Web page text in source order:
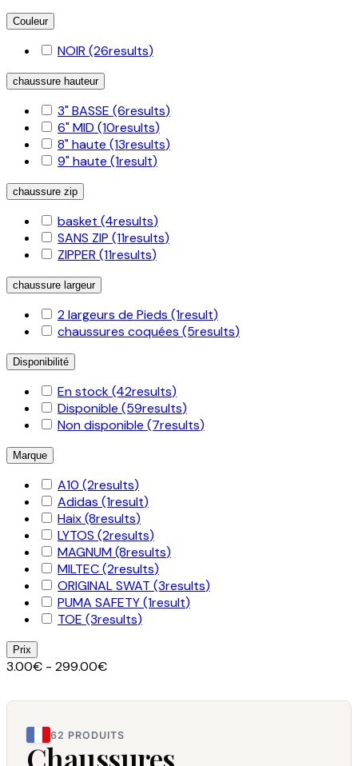
Couleur
NOIR (26results)
chaussure hauteur
3" BASSE (6results)
6" MID (10results)
8" haute (13results)
9" haute (1result)
chaussure zip
basket (4results)
SANS ZIP (11results)
ZIPPER (11results)
chaussure largeur
2 largeurs de Pieds (1result)
chaussures coquées (5results)
Disponibilité
En stock(42results)
Disponible (59results)
Non disponible (7results)
Marque
A10 (2results)
Adidas (1result)
Haix(8results)
LYTOS (2results)
MAGNUM(8results)
MILTEC(2results)
ORIGINAL SWAT (3results)
PUMA SAFETY(1result)
TOE (3results)
Prix
3.00€ - 299.00€
62 PRODUITS
Chaussures